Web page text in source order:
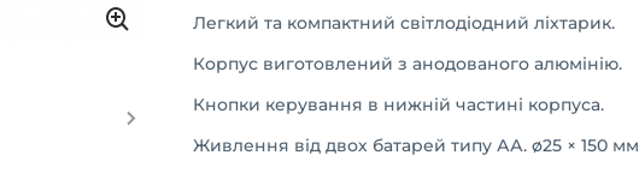
Легкий та компактний світлодіодний ліхтарик.
Корпус виготовлений з анодованого алюмінію.
Кнопки керування в нижній частині корпуса.
Живлення від двох батарей типу АА. ø25 × 150 мм